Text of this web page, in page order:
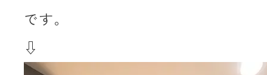
です。
⇩